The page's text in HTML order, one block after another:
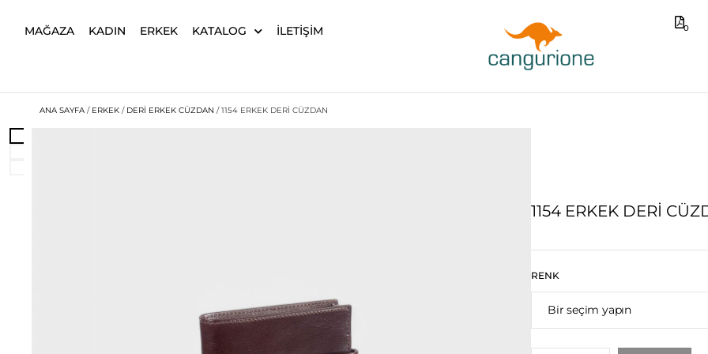
MAĞAZA KADIN ERKEK KATALOG İLETIŞIM 0
ANA SAYFA / ERKEK / DERI ERKEK CÜZDAN / 1154 ERKEK DERI CÜZDAN
1154 ERKEK DERI
RENK